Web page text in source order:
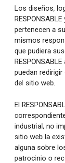
Los diseños,
pertenecen a
mismos
que pudiera
puedan
del sitio web.
El
industrial, no
sitio web la
alguna sobre
patrocinio o